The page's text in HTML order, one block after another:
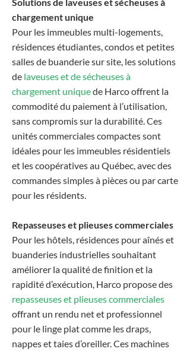
chargement unique
Pour les immeubles multi-logements,
résidences étudiantes, condos et petites
salles de buanderie sur site, les solutions
de laveuses et de sécheuses à
chargement uniquede Harco offrent la
commodité du paiement à l’utilisation,
sans compromis sur la durabilité. Ces
unités commerciales compactes sont
idéales pour les immeubles résidentiels
et les coopératives au Québec, avec des
commandes simples à pièces ou par carte
pour les résidents.
Repasseuses et plieuses commerciales
Pour les hôtels, résidences pour aînés et
buanderies industrielles souhaitant
améliorer la qualité de finition et la
rapidité d’exécution, Harco propose des
repasseuses et plieuses commerciales
offrant un rendu net et professionnel
pour le linge plat comme les draps,
nappes et taies d’oreiller. Ces machines